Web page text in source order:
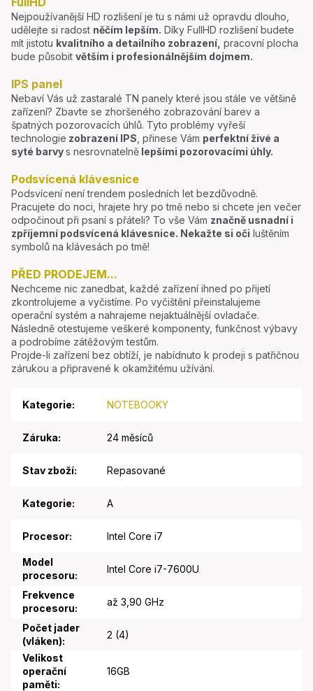
Nejpoužívanější HD rozlišení je tu s námi už opravdu dlouho,
udělejte si radost něčím lepším. Díky FullHD rozlišení budete
mít jistotu kvalitního a detailního zobrazení, pracovní plocha
bude působit větším i profesionálnějším dojmem.
IPS panel
Nebaví Vás už zastaralé TN panely které jsou stále ve většině
zařízení? Zbavte se zhoršeného zobrazování barev a
špatných pozorovacích úhlů. Tyto problémy vyřeší
technologie zobrazení IPS , přinese Vám perfektní živé a
syté barvys nesrovnatelně lepšími pozorovacími úhly.
Podsvícená klávesnice
Podsvícení není trendem posledních let bezdůvodně.
Pracujete do noci, hrajete hry po tmě nebo si chcete jen večer
odpočinout při psaní s přáteli? To vše Vám značně usnadní i
zpříjemní podsvícená klávesnice. Nekažte si oči luštěním
symbolů na klávesách po tmě!
PŘED PRODEJEM...
Nechceme nic zanedbat, každé zařízení ihned po přijetí
zkontrolujeme a vyčistíme. Po vyčištění přeinstalujeme
operační systém a nahrajeme nejaktuálnější ovladače.
Následně otestujeme veškeré komponenty, funkčnost výbavy
a podrobíme zátěžovým testům.
Projde-li zařízení bez obtíží, je nabídnuto k prodeji s patřičnou
zárukou a připravené k okamžitému užívání.
Kategorie: NOTEBOOKY
Záruka: 24 měsíců
Stav zboží: Repasované
Kategorie: A
Procesor: Intel Core i7
Model
procesoru:
Intel Core i7-7600U
Frekvence
procesoru:
až 3,90 GHz
Počet jader
(vláken):
2 (4)
Velikost
operační
paměti:
16GB